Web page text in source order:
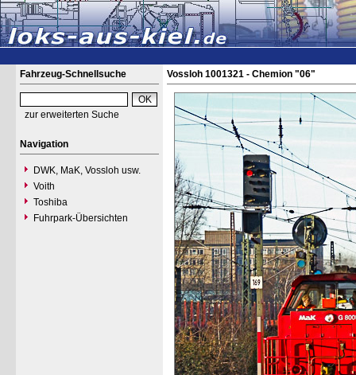
Fahrzeug-Schnellsuche
zur erweiterten Suche
Navigation
DWK, MaK, Vossloh usw.
Voith
Toshiba
Fuhrpark-Übersichten
Vossloh 1001321 - Chemion "06"